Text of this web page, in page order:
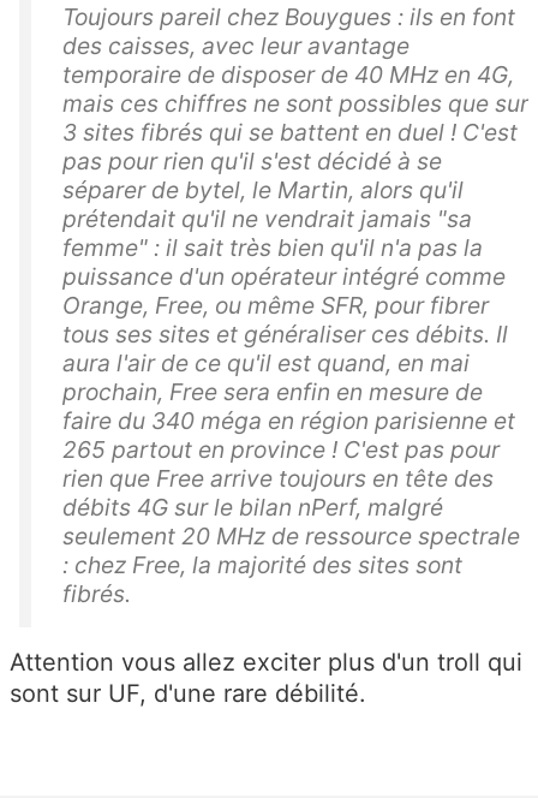
Toujours pareil chez Bouygues : ils en font
des caisses, avec leur avantage
temporaire de disposer de 40 MHz en 4G,
mais ces chiffres ne sont possibles que sur
3 sites fibrés qui se battent en duel ! C'est
pas pour rien qu'il s'est décidé à se
séparer de bytel, le Martin, alors qu'il
prétendait qu'il ne vendrait jamais "sa
femme" : il sait très bien qu'il n'a pas la
puissance d'un opérateur intégré comme
Orange, Free, ou même SFR, pour fibrer
tous ses sites et généraliser ces débits. Il
aura l'air de ce qu'il est quand, en mai
prochain, Free sera enfin en mesure de
faire du 340 méga en région parisienne et
265 partout en province ! C'est pas pour
rien que Free arrive toujours en tête des
débits 4G sur le bilan nPerf, malgré
seulement 20 MHz de ressource spectrale
: chez Free, la majorité des sites sont
fibrés.
Attention vous allez exciter plus d'un troll qui
sont sur UF, d'une rare débilité.